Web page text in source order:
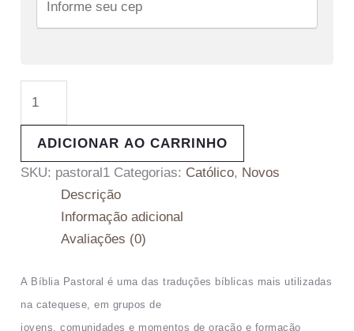
ADICIONAR AO CARRINHO
SKU: pastoral1 Categorias: Católico, Novos
Descrição
Informação adicional
Avaliações (0)
A Bíblia Pastoral é uma das traduções bíblicas mais utilizadas
na catequese, em grupos de
jovens, comunidades e momentos de oração e formação